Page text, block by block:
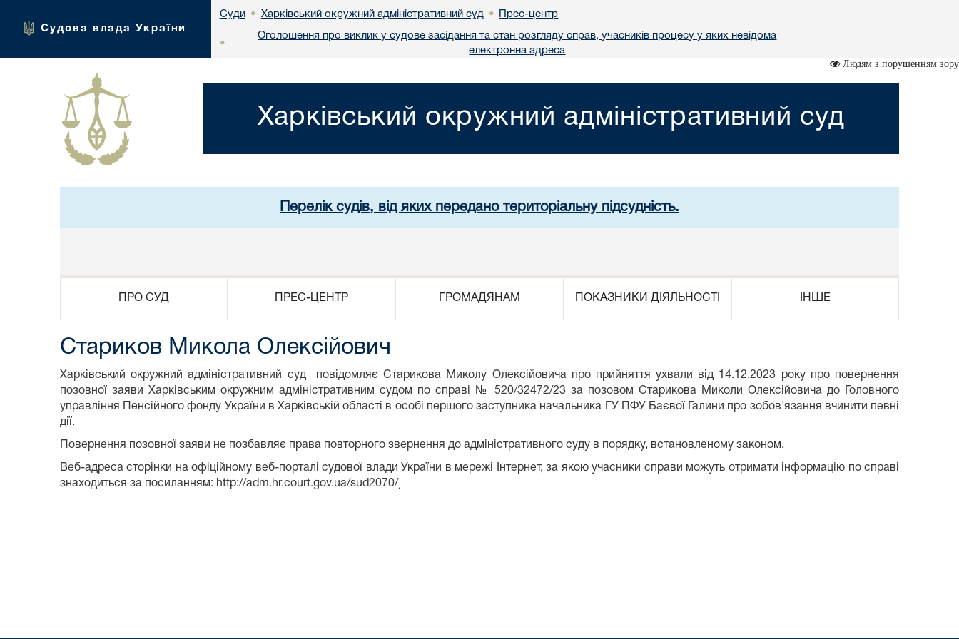
Судова влада України
Суди • Харківський окружний адміністративний суд • Прес-центр
•
Оголошення про виклик у судове засідання та стан розгляду справ, учасників процесу у яких невідома
електронна адреса
Людям з порушенням зору
Харківський окружний адміністративний суд
Перелік судів, від яких передано територіальну підсудність.
ПРО СУД ПРЕС-ЦЕНТР ГРОМАДЯНАМ ПОКАЗНИКИ ДІЯЛЬНОСТІ ІНШЕ
Стариков Микола Олексійович
Харківський окружний адміністративний суд повідомляє Старикова Миколу Олексійовича про прийняття ухвали від 14.12.2023 року про повернення
позовної заяви Харківським окружним адміністративним судом по справі № 520/32472/23 за позовом Старикова Миколи Олексійовича до Головного
управління Пенсійного фонду України в Харківській області в особі першого заступника начальника ГУ ПФУ Баєвої Галини про зобов'язання вчинити певні
дії.
Повернення позовної заяви не позбавляє права повторного звернення до адміністративного суду в порядку, встановленому законом.
Веб-адреса сторінки на офіційному веб-порталі судової влади України в мережі Інтернет, за якою учасники справи можуть отримати інформацію по справі
знаходиться за посиланням: http://adm.hr.court.gov.ua/sud2070/.